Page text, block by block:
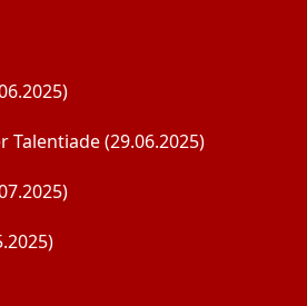
Talentiade (29.06.2025)